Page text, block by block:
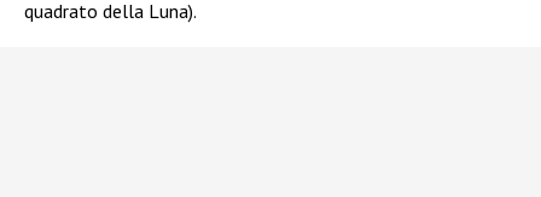
quadrato della Luna).